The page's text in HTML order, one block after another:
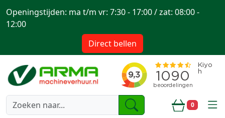
0
Openingstijden: ma t/m vr: 7:30 - 17:00 / zat: 08:00 -
12:00
Direct bellen